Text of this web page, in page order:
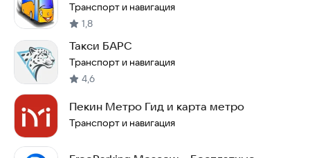
Транспорт и навигация
1,8
Такси БАРС
Транспорт и навигация
4,6
Пекин Метро Гид и карта метро
Транспорт и навигация